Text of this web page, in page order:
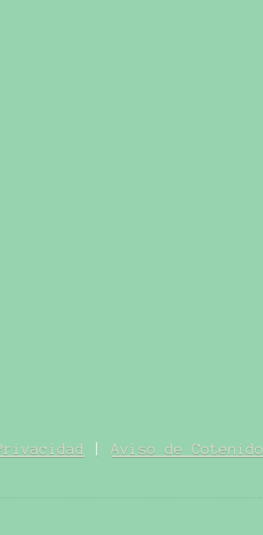
|Aviso de Cotenido